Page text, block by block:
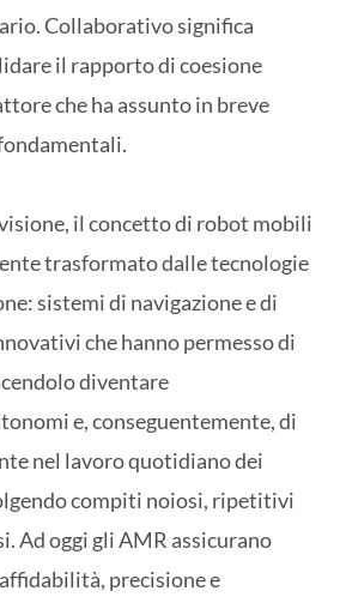
Collaborativo significa
il rapporto di coesione
che ha assunto in breve
il concetto di robot mobili
trasformato dalle tecnologie
sistemi di navigazione e di
che hanno permesso di
diventare
e, conseguentemente, di
nel lavoro quotidiano dei
compiti noiosi, ripetitivi
Ad oggi gli AMR assicurano
precisione e